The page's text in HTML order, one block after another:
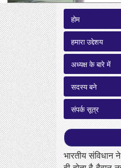
होम
हमारा उद्देशय
अध्यक्ष के बारे में
सदस्य बने
संपर्क सूत्र
भारतीय संविधान